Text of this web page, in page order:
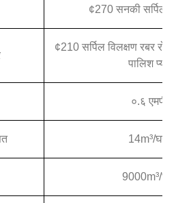
¢270 सनकी सर्पिल
¢210 सर्पिल विलक्षण रबर
पालिश प्याड
०.६ एमपीए
14m³/घन्टा
9000m³/